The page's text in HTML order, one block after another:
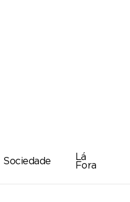
Sociedade
Lá
Fora